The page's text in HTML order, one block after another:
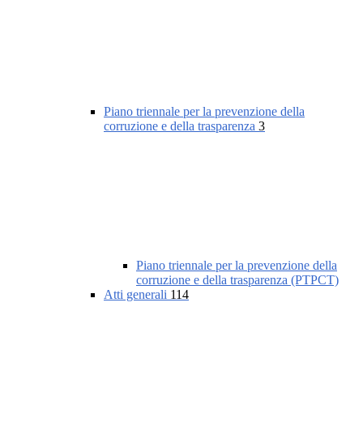
Piano triennale per la prevenzione della
corruzione e della trasparenza 3
Piano triennale per la prevenzione della
corruzione e della trasparenza (PTPCT)
Atti generali 114